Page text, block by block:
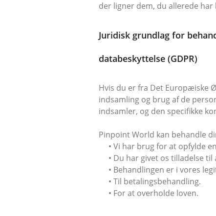
der ligner dem, du allerede
Juridisk grundlag for
databeskyttelse (GDPR)
Hvis du er fra Det Europæiske
indsamling og brug af de
indsamler, og den specifikke
Pinpoint World kan behandle
• Vi har brug for at opfylde
• Du har givet os tilladelse til
• Behandlingen er i vores
• Til betalingsbehandling.
• For at overholde loven.